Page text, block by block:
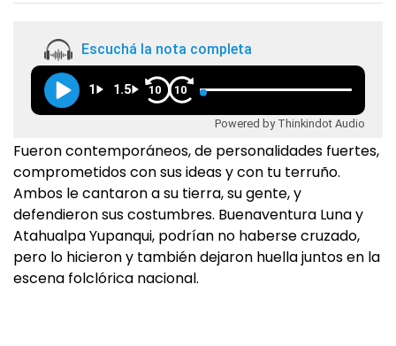
Escuchá la nota completa
1 1.5 10 10
Powered by Thinkindot Audio
Fueron contemporáneos, de personalidades fuertes,
comprometidos con sus ideas y con tu terruño.
Ambos le cantaron a su tierra, su gente, y
defendieron sus costumbres. Buenaventura Luna y
Atahualpa Yupanqui, podrían no haberse cruzado,
pero lo hicieron y también dejaron huella juntos en la
escena folclórica nacional.